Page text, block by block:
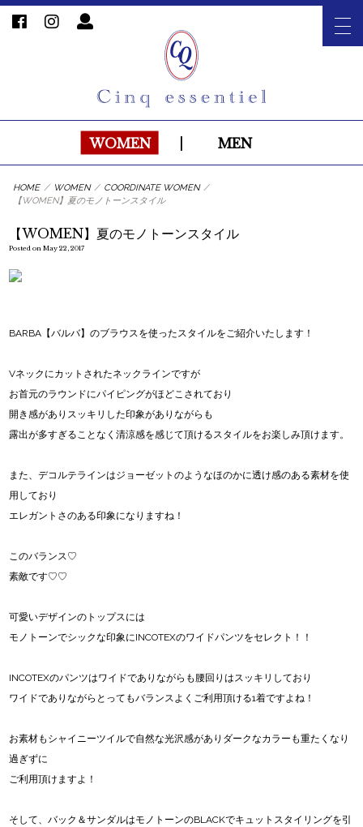
WOMEN MEN
HOME / WOMEN / COORDINATE WOMEN /
【WOMEN】夏のモノトーンスタイル
【WOMEN】夏のモノトーンスタイル
Posted on May 22, 2017
BARBA【バルバ】のブラウスを使ったスタイルをご紹介いたします！
Vネックにカットされたネックラインですが
お首元のラウンドにパイピングがほどこされており
開き感がありスッキリした印象がありながらも
露出が多すぎることなく清涼感を感じて頂けるスタイルをお楽しみ頂けます。
また、デコルテラインはジョーゼットのようなほのかに透け感のある素材を使
用しており
エレガントさのある印象になりますね！
このバランス♡
素敵です♡♡
可愛いデザインのトップスには
モノトーンでシックな印象にINCOTEXのワイドパンツをセレクト！！
INCOTEXのパンツはワイドでありながらも腰回りはスッキリしており
ワイドでありながらとってもバランスよくご利用頂ける1着ですよね！
お素材もシャイニーツイルで自然な光沢感がありダークなカラーも重たくなり
過ぎずに
ご利用頂けますよ！
そして、バック＆サンダルはモノトーンのBLACKでキュットスタイリングを引